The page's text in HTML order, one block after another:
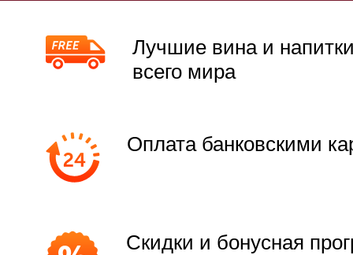
Лучшие вина и
всего мира
Оплата банковскими
Скидки и бонусная